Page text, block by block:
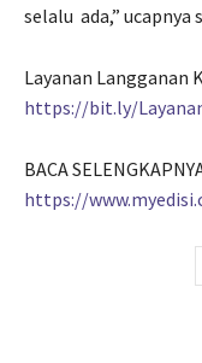
selalu ada,”
Layanan Langganan
https://bit.ly/
BACA
https://